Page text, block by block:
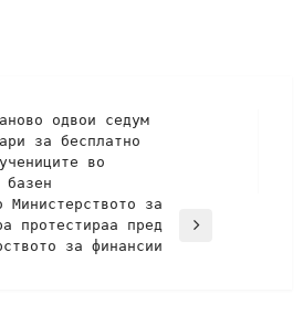
одвои седум
за бесплатно
во
базен
Министерството за
протестираа пред
за финансии